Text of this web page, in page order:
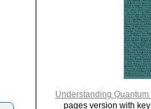
Understanding
pages version with